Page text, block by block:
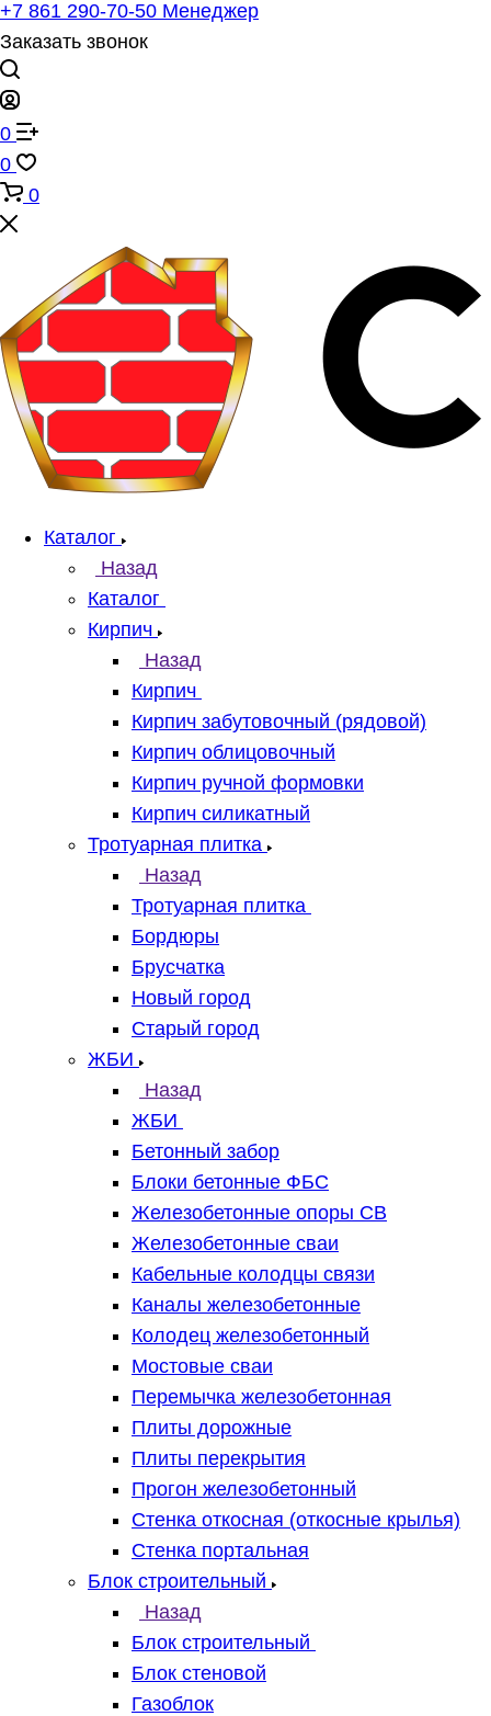
+7 861 290-70-50 Менеджер
Заказать звонок
0
0
0
Каталог
Назад
Каталог
Кирпич
Назад
Кирпич
Кирпич забутовочный (рядовой)
Кирпич облицовочный
Кирпич ручной формовки
Кирпич силикатный
Тротуарная плитка
Назад
Тротуарная плитка
Бордюры
Брусчатка
Новый город
Старый город
ЖБИ
Назад
ЖБИ
Бетонный забор
Блоки бетонные ФБС
Железобетонные опоры СВ
Железобетонные сваи
Кабельные колодцы связи
Каналы железобетонные
Колодец железобетонный
Мостовые сваи
Перемычка железобетонная
Плиты дорожные
Плиты перекрытия
Прогон железобетонный
Стенка откосная (откосные крылья)
Стенка портальная
Блок строительный
Назад
Блок строительный
Блок стеновой
Газоблок